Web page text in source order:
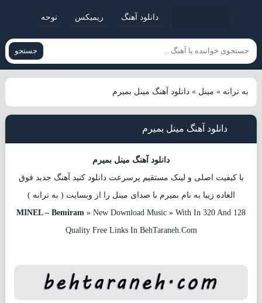
دانلود آهنگ ریمیکس نوحه
جستجو
به ترانه » مینل » دانلود آهنگ مینل بمیرم
دانلود آهنگ مینل بمیرم
دانلود آهنگ مینل بمیرم
با کیفیت اصلی و لینک مستقیم پرسرعت دانلود کنید آهنگ جدید فوق
العاده زیبا به نام بمیرم با صدای مینل را از وبسایت ( به ترانه )
MINEL – Bemiram » New Download Music » With In 320 And 128
Quality Free Links In BehTaraneh.Com